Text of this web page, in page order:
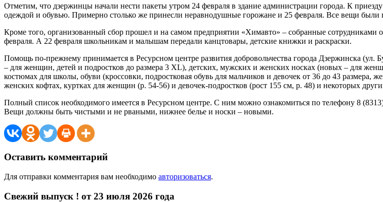
Отметим, что дзержинцы начали нести пакеты утром 24 февраля в здание администрации города. К
одеждой и обувью. Примерно столько же принесли неравнодушные горожане и 25 февраля. Все вещи
Кроме того, организованный сбор прошел и на самом предприятии «Химавто» – собранные сотрудниками
февраля. А 22 февраля школьникам и малышам передали канцтовары, детские книжки и раскраски.
Помощь по-прежнему принимается в Ресурсном центре развития добровольчества города Дзержинска
– для женщин, детей и подростков до размера 3 XL), детских, мужских и женских носках (новых – для
костюмах для школы, обуви (кроссовки, подростковая обувь для мальчиков и девочек от 36 до 43 размера,
женских кофтах, куртках для женщин (р. 54-56) и девочек-подростков (рост 155 см, р. 48) и некоторых
Полный список необходимого имеется в Ресурсном центре. С ним можно ознакомиться по телефону 8
Вещи должны быть чистыми и не рваными, нижнее белье и носки – новыми.
Оставить комментарий
Для отправки комментария вам необходимо авторизоваться.
Свежий выпуск ! от 23 июля 2026 года